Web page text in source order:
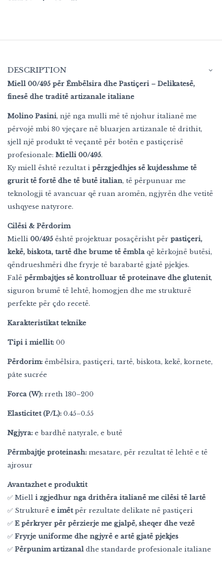
DESCRIPTION
Miell 00/495 për Ëmbëlsira dhe Pastiçeri – Delikatesë,
finesë dhe traditë artizanale italiane
Molino Pasini, një nga mulli më të njohur italianë me
përvojë mbi 80 vjeçare në bluarjen artizanale të drithit,
sjell një produkt të veçantë për botën e pastiçerisë
profesionale: Mielli 00/495.
Ky miell është rezultat i përzgjedhjes së kujdesshme të
grurit të fortë dhe të butë italian, të përpunuar me
teknologji të avancuar që ruan aromën, ngjyrën dhe vetitë
ushqyese natyrore.
Cilësi & Përdorim
Mielli 00/495 është projektuar posaçërisht për pastiçeri,
kekë, biskota, tartë dhe brume të ëmbla që kërkojnë butësi,
qëndrueshmëri dhe fryrje të barabartë gjatë pjekjes.
Falë përmbajtjes së kontrolluar të proteinave dhe glutenit,
siguron brumë të lehtë, homogjen dhe me strukturë
perfekte për çdo recetë.
Karakteristikat teknike
Tipi i miellit: 00
Përdorim: ëmbëlsira, pastiçeri, tartë, biskota, kekë, kornete,
pâte sucrée
Forca (W): rreth 180–200
Elasticitet (P/L): 0.45–0.55
Ngjyra: e bardhë natyrale, e butë
Përmbajtje proteinash: mesatare, për rezultat të lehtë e të
ajrosur
Avantazhet e produktit
✅ Miell i zgjedhur nga drithëra italianë me cilësi të lartë
✅ Strukturë e imëtpër rezultate delikate në pastiçeri
✅ E përkryer për përzierje me gjalpë, sheqer dhe vezë
✅ Fryrje uniforme dhe ngjyrë e artë gjatë pjekjes
✅ Përpunim artizanal dhe standarde profesionale italiane